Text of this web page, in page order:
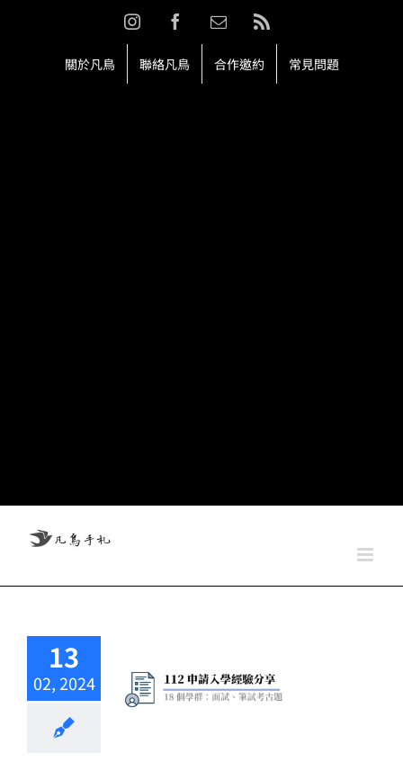
InstagramFacebookEmail:Rss
關於凡鳥 聯絡凡鳥 合作邀約 常見問題
13
02, 2024